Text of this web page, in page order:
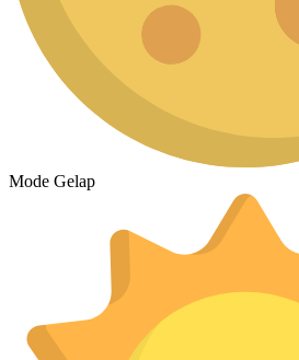
Mode Gelap